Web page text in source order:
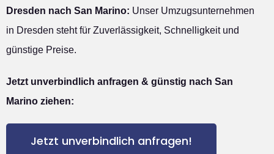
Dresden nach San Marino: Unser Umzugsunternehmen
in Dresden steht für Zuverlässigkeit, Schnelligkeit und
günstige Preise.
Jetzt unverbindlich anfragen & günstig nach San
Marino ziehen:
Jetzt unverbindlich anfragen!